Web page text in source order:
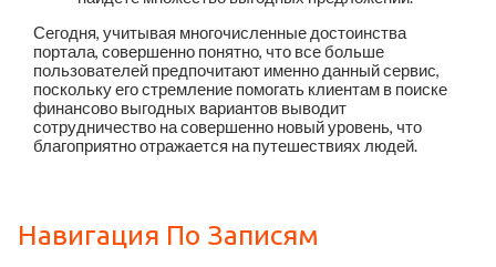
Сегодня, учитывая многочисленные достоинства
портала, совершенно понятно, что все больше
пользователей предпочитают именно данный сервис,
поскольку его стремление помогать клиентам в поиске
финансово выгодных вариантов выводит
сотрудничество на совершенно новый уровень, что
благоприятно отражается на путешествиях людей.
Навигация По Записям